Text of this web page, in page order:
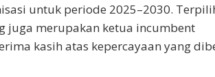
untuk periode 2025–2030.
juga merupakan ketua incumbent
kasih atas kepercayaan yang